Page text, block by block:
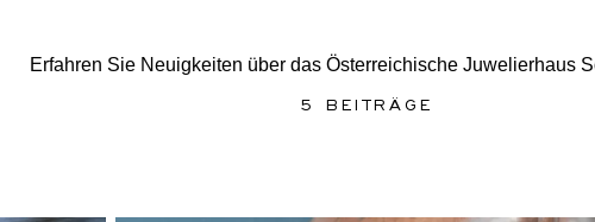
Erfahren Sie Neuigkeiten über das Österreichische Juwelierhaus
5 BEITRÄGE